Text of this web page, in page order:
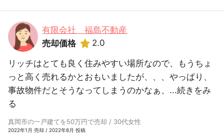
有限会社 福島不動産
売却価格
2.0
リッチはとても良く住みやすい場所なので、もうちょ
っと高く売れるかとおもいましたが、、、やっぱり、
事故物件だとそうなってしまうのかなぁ、...続きをみ
る
真岡市の一戸建てを50万円で売却 / 30代女性
2022年1月 売却 / 2022年8月 投稿